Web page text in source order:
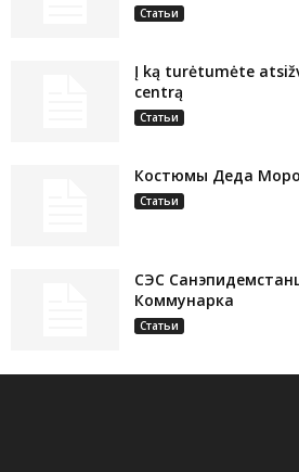
Статьи
Į ką turėtumėte
centrą
Статьи
Костюмы Деда
Статьи
СЭС
Коммунарка
Статьи